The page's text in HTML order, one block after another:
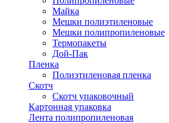
Майка
Мешки полиэтиленовые
Мешки полипропиленовые
Термопакеты
Дой-Пак
Пленка
Полиэтиленовая пленка
Скотч
Скотч упаковочный
Картонная упаковка
Лента полипропиленовая